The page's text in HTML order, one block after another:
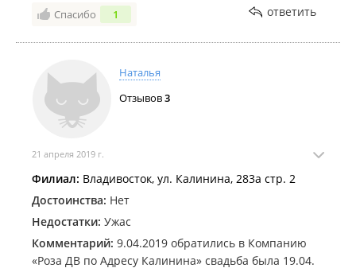
Спасибо 1 ответить
Наталья
Отзывов3
21 апреля 2019 г.
Филиал: Владивосток, ул. Калинина, 283а стр. 2
Достоинства: Нет
Недостатки: Ужас
Комментарий: 9.04.2019 обратились в Компанию
«Роза ДВ по Адресу Калинина» свадьба была 19.04.